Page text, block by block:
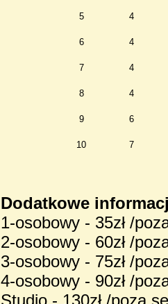
5 4
6 4
7 4
8 4
9 6
10 7
Dodatkowe
1-osobowy - 35zł /
2-osobowy - 60zł /
3-osobowy - 75zł /
4-osobowy - 90zł /
Studio - 130zł /poza